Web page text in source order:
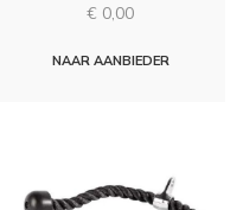
d
€ 0,00
NAAR AANBIEDER